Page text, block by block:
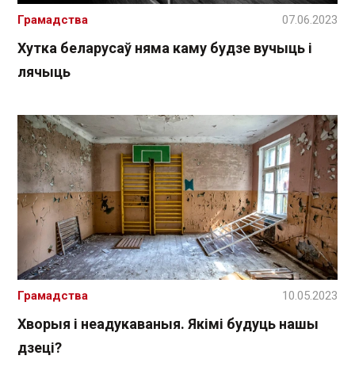
Хутка беларусаў няма каму будзе вучыць і
лячыць
Грамадства 07.06.2023
Хворыя і неадукаваныя. Якімі будуць нашы
дзеці?
Грамадства 10.05.2023